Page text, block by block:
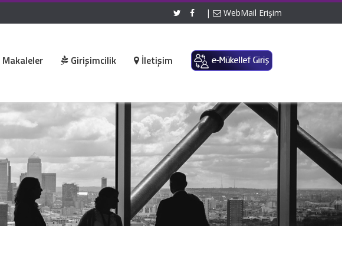
| WebMail Erişim
Makaleler Girişimcilik İletişim